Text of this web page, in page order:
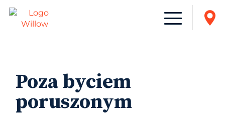
Poza byciem
poruszonym